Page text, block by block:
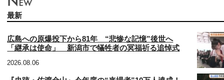
最新
広島への原爆投下から81年 “悲惨な記憶”後世へ
「継承は使命」 新潟市で犠牲者の冥福祈る追悼式
2026.08.06